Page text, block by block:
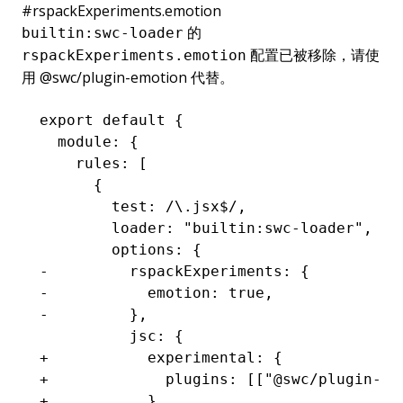
#rspackExperiments.emotion
builtin:swc-loader 的
rspackExperiments.emotion 配置已被移除，请使
用 @swc/plugin-emotion 代替。
export default {
  module: {
    rules: [
      {
        test: /\.jsx$/,
        loader: "builtin:swc-loader",
        options: {
-         rspackExperiments: {
-           emotion: true,
-         },
          jsc: {
+           experimental: {
+             plugins: [["@swc/plugin-